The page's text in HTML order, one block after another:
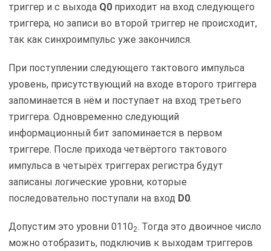
триггер и с выхода Q0 приходит на вход следующего
триггера, но записи во второй триггер не происходит,
так как синхроимпульс уже закончился.
При поступлении следующего тактового импульса
уровень, присутствующий на входе второго триггера
запоминается в нём и поступает на вход третьего
триггера. Одновременно следующий
информационный бит запоминается в первом
триггере. После прихода четвёртого тактового
импульса в четырёх триггерах регистра будут
записаны логические уровни, которые
последовательно поступали на вход D0.
Допустим это уровни 01102. Тогда это двоичное число
можно отобразить, подключив к выходам триггеров